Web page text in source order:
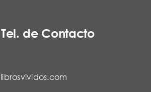
de Contacto